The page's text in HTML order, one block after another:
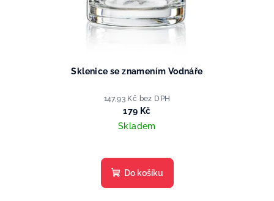
Sklenice se znamením Vodnáře
147,93 Kč bez DPH
179 Kč
Skladem
Do košíku